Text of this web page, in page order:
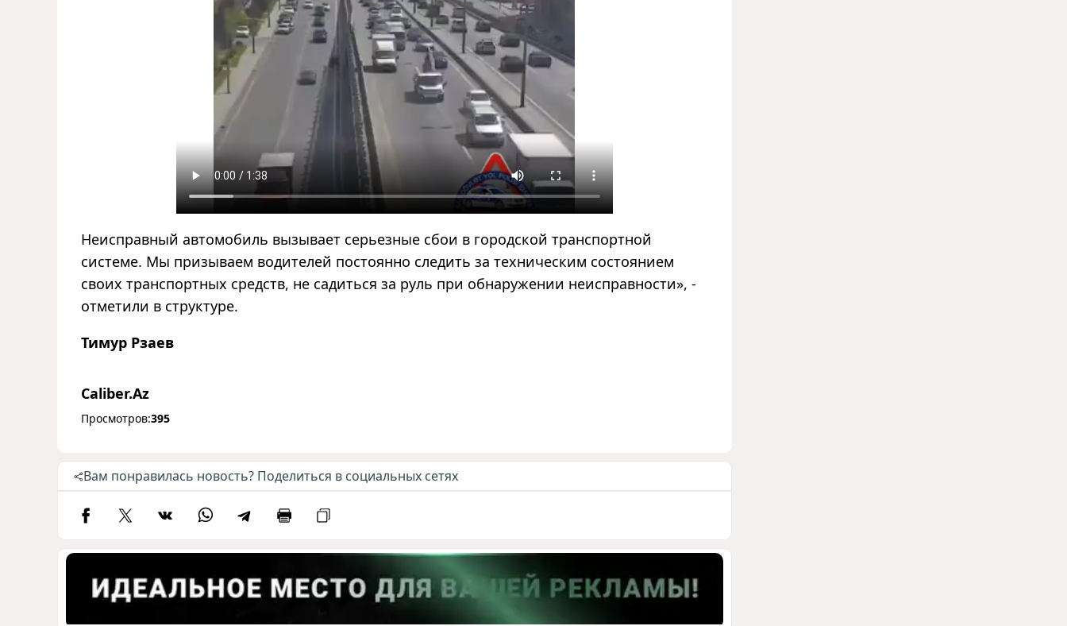
Неисправный автомобиль вызывает серьезные сбои в городской транспортной
системе. Мы призываем водителей постоянно следить за техническим состоянием
своих транспортных средств, не садиться за руль при обнаружении неисправности», -
отметили в структуре.
Тимур Рзаев
Caliber.Az
Просмотров:395
Вам понравилась новость? Поделиться в социальных сетях